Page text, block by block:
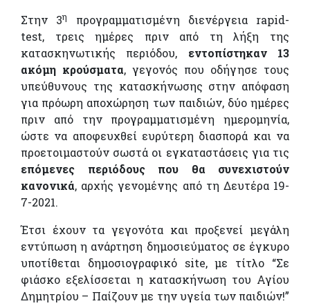
Στην 3η
προγραμματισμένη διενέργεια rapid-
test, τρεις ημέρες πριν από τη λήξη της
κατασκηνωτικής περιόδου, εντοπίστηκαν 13
ακόμη κρούσματα, γεγονός που οδήγησε τους
υπεύθυνους της κατασκήνωσης στην απόφαση
για πρόωρη αποχώρηση των παιδιών, δύο ημέρες
πριν από την προγραμματισμένη ημερομηνία,
ώστε να αποφευχθεί ευρύτερη διασπορά και να
προετοιμαστούν σωστά οι εγκαταστάσεις για τις
επόμενες περιόδους που θα συνεχιστούν
κανονικά, αρχής γενομένης από τη Δευτέρα 19-
7-2021.
Έτσι έχουν τα γεγονότα και προξενεί μεγάλη
εντύπωση η ανάρτηση δημοσιεύματος σε έγκυρο
υποτίθεται δημοσιογραφικό site, με τίτλο “Σε
φιάσκο εξελίσσεται η κατασκήνωση του Αγίου
Δημητρίου – Παίζουν με την υγεία των παιδιών!”